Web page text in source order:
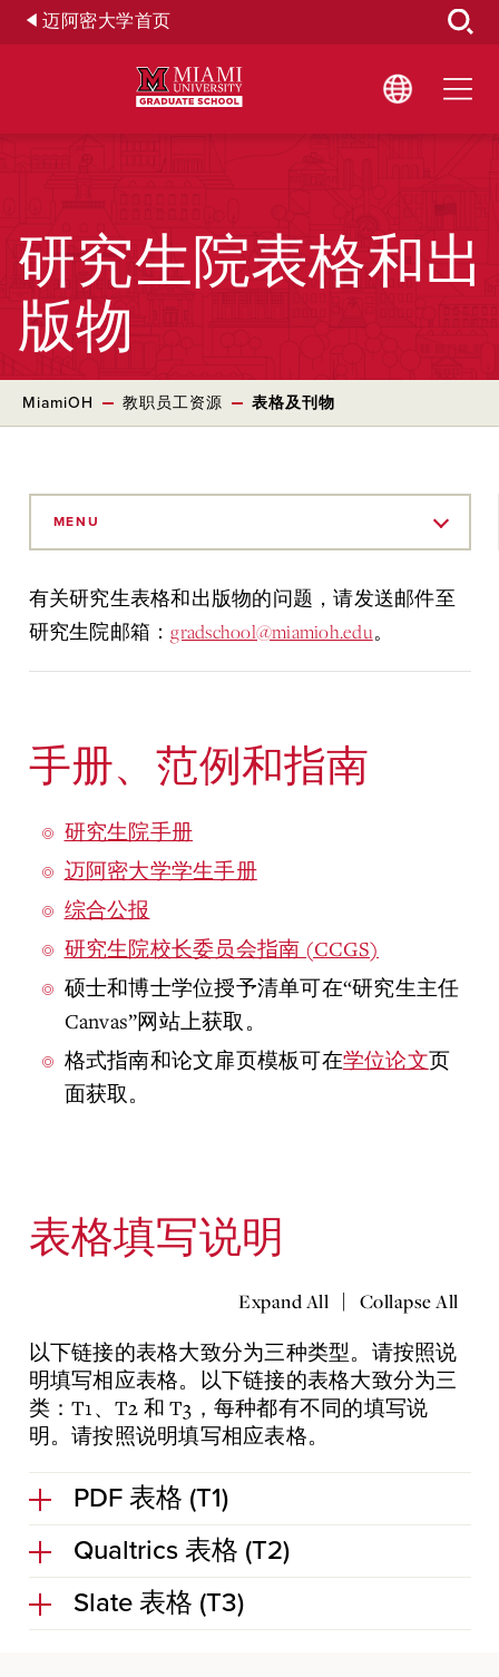
Skip 迈阿密大学首页
研究生院表格和出
版物
MiamiOH 教职员工资源 表格及刊物
MENU
有关研究生表格和出版物的问题，请发送邮件至
研究生院邮箱：gradschool@miamioh.edu。
手册、范例和指南
研究生院手册
迈阿密大学学生手册
综合公报
研究生院校长委员会指南 (CCGS)
硕士和博士学位授予清单可在“研究生主任
Canvas”网站上获取。
格式指南和论文扉页模板可在学位论文页
面获取。
表格填写说明
Expand All | Collapse All
以下链接的表格大致分为三种类型。请按照说
明填写相应表格。以下链接的表格大致分为三
类：T1、T2 和 T3，每种都有不同的填写说
明。请按照说明填写相应表格。
PDF 表格 (T1)
Qualtrics 表格 (T2)
Slate 表格 (T3)